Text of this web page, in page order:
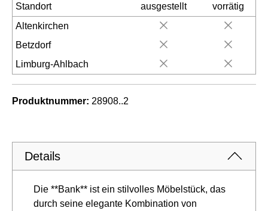
Standort
ausgestellt
vorrätig
Altenkirchen
Betzdorf
Limburg-Ahlbach
Produktnummer: 28908..2
Details
Die **Bank** ist ein stilvolles Möbelstück, das
durch seine elegante Kombination von